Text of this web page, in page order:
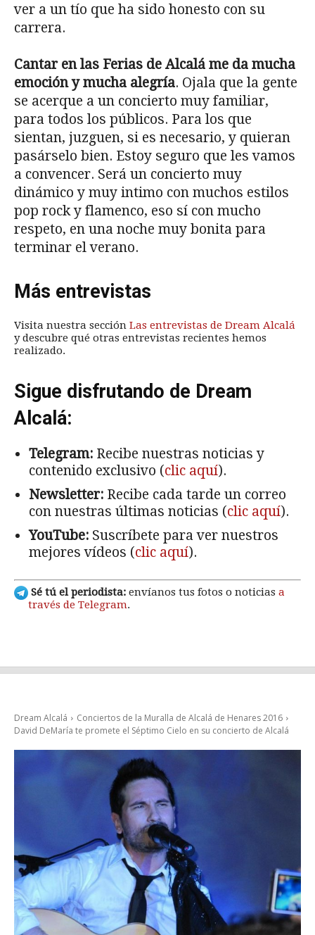
ver a un tío que ha sido honesto con su
carrera.
Cantar en las Ferias de Alcalá me da mucha
emoción y mucha alegría. Ojala que la gente
se acerque a un concierto muy familiar,
para todos los públicos. Para los que
sientan, juzguen, si es necesario, y quieran
pasárselo bien. Estoy seguro que les vamos
a convencer. Será un concierto muy
dinámico y muy intimo con muchos estilos
pop rock y flamenco, eso sí con mucho
respeto, en una noche muy bonita para
terminar el verano.
Más entrevistas
Visita nuestra sección Las entrevistas de Dream Alcalá
y descubre qué otras entrevistas recientes hemos
realizado.
Sigue disfrutando de Dream
Alcalá:
Telegram: Recibe nuestras noticias y
contenido exclusivo (clic aquí).
Newsletter: Recibe cada tarde un correo
con nuestras últimas noticias (clic aquí).
YouTube: Suscríbete para ver nuestros
mejores vídeos (clic aquí).
Sé tú el periodista: envíanos tus fotos o noticias a
través de Telegram.